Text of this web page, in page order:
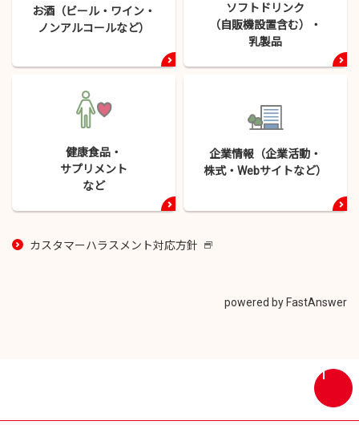
お酒（ビール・ ワイン・
ノンアルコールなど）
ソフトドリンク
（自販機設置含む）・
乳製品
健康食品・
サプリメント
など
企業情報（企業活動・
株式・ Webサイトなど）
カスタマーハラスメント対応方針 新
き
powered by FastAnswer
画
面